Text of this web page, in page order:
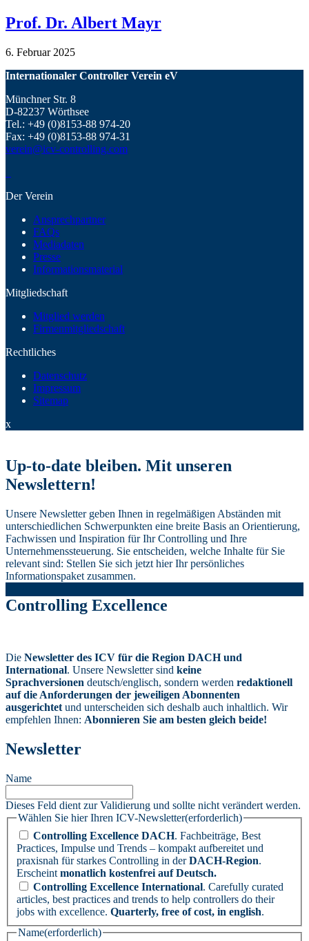
Prof. Dr. Albert Mayr
6. Februar 2025
Internationaler Controller Verein eV
Münchner Str. 8
D-82237 Wörthsee
Tel.: +49 (0)8153-88 974-20
Fax: +49 (0)8153-88 974-31
verein@icv-controlling.com
Der Verein
Ansprechpartner
FAQs
Mediadaten
Presse
Informationsmaterial
Mitgliedschaft
Mitglied werden
Firmenmitgliedschaft
Rechtliches
Datenschutz
Impressum
Sitemap
x
Up-to-date bleiben. Mit unseren
Newslettern!
Unsere Newsletter geben Ihnen in regelmäßigen Abständen mit
unterschiedlichen Schwerpunkten eine breite Basis an Orientierung,
Fachwissen und Inspiration für Ihr Controlling und Ihre
Unternehmenssteuerung. Sie entscheiden, welche Inhalte für Sie
relevant sind: Stellen Sie sich jetzt hier Ihr persönliches
Informationspaket zusammen.
Controlling Excellence
Die Newsletter des ICV für die Region DACH und
International. Unsere Newsletter sind keine
Sprachversionen deutsch/englisch, sondern werden redaktionell
auf die Anforderungen der jeweiligen Abonnenten
ausgerichtetund unterscheiden sich deshalb auch inhaltlich. Wir
empfehlen Ihnen: Abonnieren Sie am besten gleich beide!
Newsletter
Name
Dieses Feld dient zur Validierung und sollte nicht verändert werden.
Wählen Sie hier Ihren ICV-Newsletter(erforderlich)
Controlling Excellence DACH. Fachbeiträge, Best
Practices, Impulse und Trends – kompakt aufbereitet und
praxisnah für starkes Controlling in derDACH-Region.
Erscheint monatlich kostenfrei auf Deutsch.
Controlling Excellence International. Carefully curated
articles, best practices and trends to help controllers do their
jobs with excellence. Quarterly, free of cost, in english.
Name(erforderlich)